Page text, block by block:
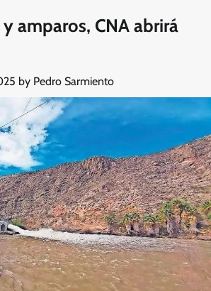
y amparos, CNA abrirá
by Pedro Sarmiento